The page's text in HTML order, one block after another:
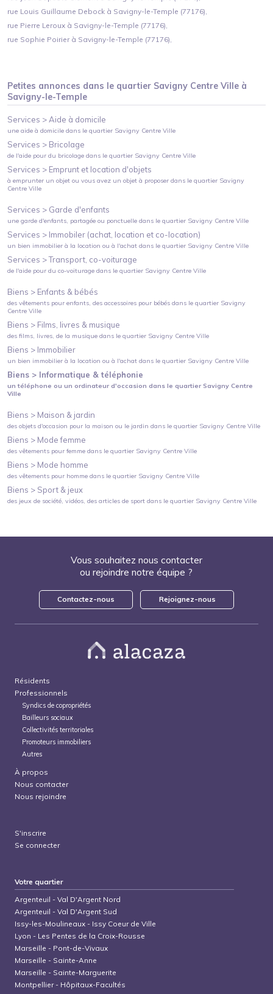
rue Louis Guillaume Debock à Savigny-le-Temple (77176),
rue Pierre Leroux à Savigny-le-Temple (77176),
rue Sophie Poirier à Savigny-le-Temple (77176),
Petites annonces dans le quartier Savigny Centre Ville à
Savigny-le-Temple
Services > Aide à domicile
une aide à domicile dans le quartier Savigny Centre Ville
Services > Bricolage
de l'aide pour du bricolage dans le quartier Savigny Centre Ville
Services > Emprunt et location d'objets
à emprunter un objet ou vous avez un objet à proposer dans le quartier Savigny
Centre Ville
Services > Garde d'enfants
une garde d'enfants, partagée ou ponctuelle dans le quartier Savigny Centre Ville
Services > Immobiler (achat, location et co-location)
un bien immobilier à la location ou à l'achat dans le quartier Savigny Centre Ville
Services >Transport, co-voiturage
de l'aide pour du co-voiturage dans le quartier Savigny Centre Ville
Biens > Enfants & bébés
des vêtements pour enfants, des accessoires pour bébés dans le quartier Savigny
Centre Ville
Biens > Films, livres & musique
des films, livres, de la musique dans le quartier Savigny Centre Ville
Biens > Immobilier
un bien immobilier à la location ou à l'achat dans le quartier Savigny Centre Ville
Biens > Informatique & téléphonie
un téléphone ou un ordinateur d'occasion dans le quartier Savigny Centre
Ville
Biens > Maison & jardin
des objets d'occasion pour la maison ou le jardin dans le quartier Savigny Centre Ville
Biens > Mode femme
des vêtements pour femme dans le quartier Savigny Centre Ville
Biens > Mode homme
des vêtements pour homme dans le quartier Savigny Centre Ville
Biens > Sport & jeux
des jeux de société, vidéos, des articles de sport dans le quartier Savigny Centre Ville
Vous souhaitez nous contacter
ou rejoindre notre équipe ?
Contactez-nous Rejoignez-nous
Résidents
Professionnels
Syndics de copropriétés
Bailleurs sociaux
Collectivités territoriales
Promoteurs immobiliers
Autres
À propos
Nous contacter
Nous rejoindre
S'inscrire
Se connecter
Votre quartier
Argenteuil -Val D'Argent Nord
Argenteuil -Val D'Argent Sud
Issy-les-Moulineaux - Issy Coeur de Ville
Lyon - Les Pentes de la Croix-Rousse
Marseille - Pont-de-Vivaux
Marseille - Sainte-Anne
Marseille - Sainte-Marguerite
Montpellier- Hôpitaux-Facultés